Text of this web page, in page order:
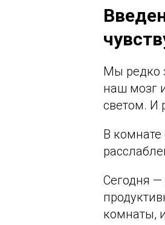
Мы редко
наш мозг
светом. И
В
Сегодня —
комнаты,